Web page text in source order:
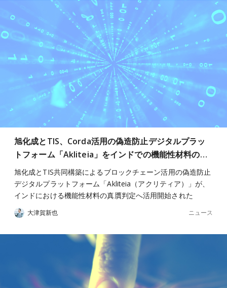
旭化成とTIS、Corda活用の偽造防止デジタルプラッ
トフォーム「Akliteia」をインドでの機能性材料の…
旭化成とTIS共同構築によるブロックチェーン活用の偽造防止
デジタルプラットフォーム「Akliteia（アクリティア）」が、
インドにおける機能性材料の真贋判定へ活用開始された
大津賀新也 ニュース